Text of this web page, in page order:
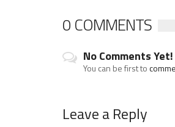
0 COMMENTS
No Comments Yet!
You can be first to
Leave a Reply